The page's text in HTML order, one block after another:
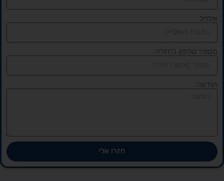
אימייל
מספר טלפון לחזרה
הודעה
חזרו אלי